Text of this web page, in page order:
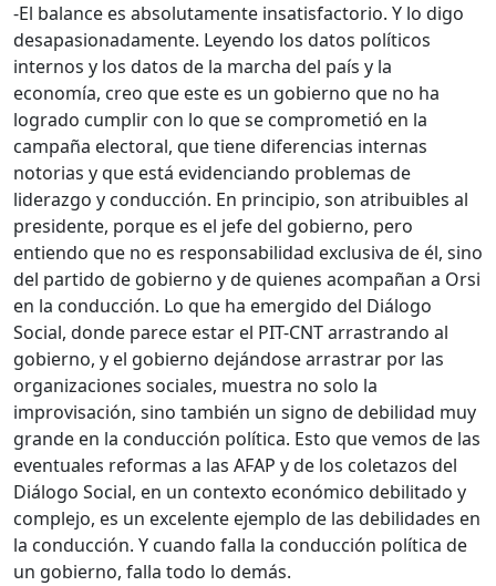
-El balance es absolutamente insatisfactorio. Y lo digo
desapasionadamente. Leyendo los datos políticos
internos y los datos de la marcha del país y la
economía, creo que este es un gobierno que no ha
logrado cumplir con lo que se comprometió en la
campaña electoral, que tiene diferencias internas
notorias y que está evidenciando problemas de
liderazgo y conducción. En principio, son atribuibles al
presidente, porque es el jefe del gobierno, pero
entiendo que no es responsabilidad exclusiva de él, sino
del partido de gobierno y de quienes acompañan a Orsi
en la conducción. Lo que ha emergido del Diálogo
Social, donde parece estar el PIT-CNT arrastrando al
gobierno, y el gobierno dejándose arrastrar por las
organizaciones sociales, muestra no solo la
improvisación, sino también un signo de debilidad muy
grande en la conducción política. Esto que vemos de las
eventuales reformas a las AFAP y de los coletazos del
Diálogo Social, en un contexto económico debilitado y
complejo, es un excelente ejemplo de las debilidades en
la conducción. Y cuando falla la conducción política de
un gobierno, falla todo lo demás.